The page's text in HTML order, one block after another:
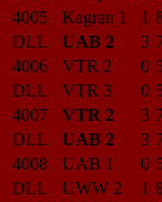
4005
Kagran 1 1
DLL
UAB 2 3
4006
VTR 2 0
DLL
VTR 3 0
4007
VTR 2 3
DLL
UAB 2 3
4008
UAB 1 0
DLL
UWW 2 1